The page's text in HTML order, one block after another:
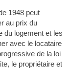
1948 peut
au prix du
du logement et les
avec le locataire
de la loi
le propriétaire et